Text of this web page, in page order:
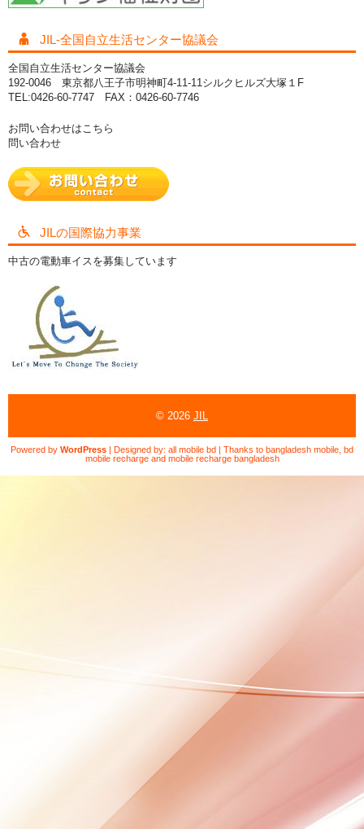
JIL-全国自立生活センター協議会
全国自立生活センター協議会
192-0046 東京都八王子市明神町4-11-11シルクヒルズ大塚１F
TEL:0426-60-7747 FAX：0426-60-7746
お問い合わせはこちら
問い合わせ
JILの国際協力事業
中古の電動車イスを募集しています
© 2026 JIL
Powered by WordPress | Designed by: all mobile bd | Thanks to bangladesh mobile bd
mobile rechargeand mobile recharge bangladesh